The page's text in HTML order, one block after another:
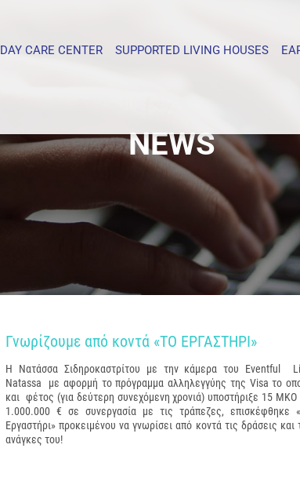
DAY CARE CENTER SUPPORTED LIVING HOUSES
NEWS
Γνωρίζουμε από κοντά «ΤΟ ΕΡΓΑΣΤΗΡΙ»
Η Νατάσσα Σιδηροκαστρίτου με την κάμερα του Eventful
Natassa με αφορμή το πρόγραμμα αλληλεγγύης της Visa το
και φέτος (για δεύτερη συνεχόμενη χρονιά) υποστήριξε 15 ΜΚΟ
1.000.000 € σε συνεργασία με τις τράπεζες, επισκέφθηκε
Εργαστήρι» προκειμένου να γνωρίσει από κοντά τις δράσεις και
ανάγκες του!